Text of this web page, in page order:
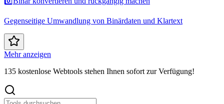
Gegenseitige Umwandlung von Binärdaten und Klartext
Mehr anzeigen
135 kostenlose Webtools stehen Ihnen sofort zur Verfügung!